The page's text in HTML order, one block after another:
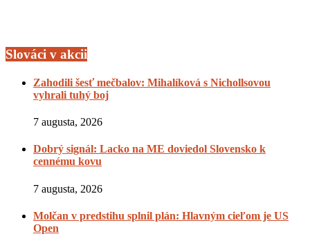
Slováci v akcii
Zahodili šesť mečbalov: Mihalíková s Nichollsovou
vyhrali tuhý boj
7 augusta, 2026
Dobrý signál: Lacko na ME doviedol Slovensko k
cennému kovu
7 augusta, 2026
Molčan v predstihu splnil plán: Hlavným cieľom je US
Open